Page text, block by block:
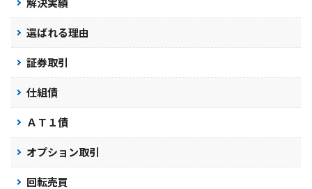
選ばれる理由
証券取引
仕組債
ＡＴ１債
オプション取引
回転売買